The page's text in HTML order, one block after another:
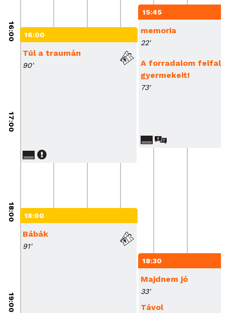
16:00
17:00
18:00
19:00 Távol
16:00
Túl a traumán
90'
18:00
Bábák
91'
18:30
Majdnem jó
33'
15:45
memoria
22'
A forradalom
gyermekeit!
73'